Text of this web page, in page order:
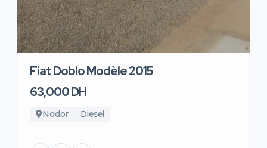
Fiat Doblo Modèle 2015
63,000 DH
Nador Diesel